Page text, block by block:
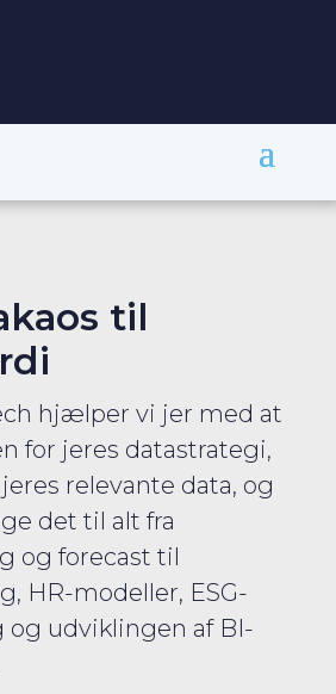
til
hjælper vi jer med at
for jeres datastrategi,
relevante data, og
det til alt fra
og forecast til
HR-modeller, ESG-
og udviklingen af BI-